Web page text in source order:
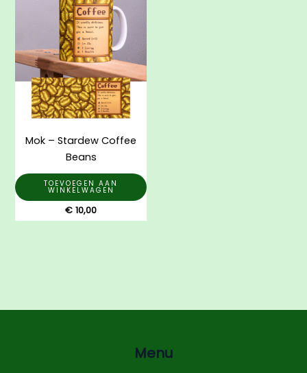
Mok – Stardew Coffee
Beans
TOEVOEGEN AAN
WINKELWAGEN
€ 10,00
Menu